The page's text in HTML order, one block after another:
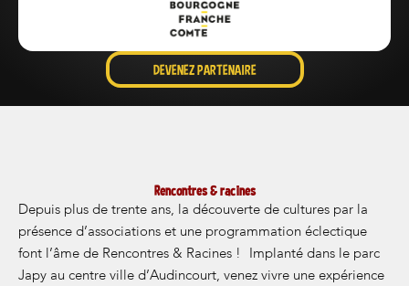
DEVENEZ PARTENAIRE
Rencontres & racines
Depuis plus de trente ans, la découverte de cultures par la
présence d’associations et une programmation éclectique
font l’âme de Rencontres & Racines ! Implanté dans le parc
Japy au centre ville d’Audincourt, venez vivre une expérience